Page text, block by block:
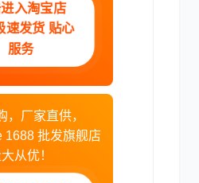
丰田
入淘宝店
速发货 贴心
服务
，厂家直供，
1688 批发旗舰店
从优！